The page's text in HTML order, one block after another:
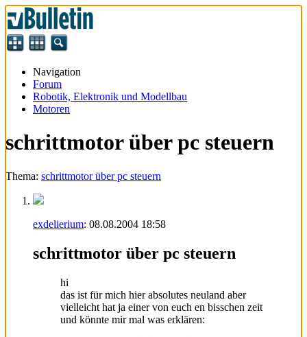
Navigation
Forum
Robotik, Elektronik und Modellbau
Motoren
schrittmotor über pc steuern
Thema: schrittmotor über pc steuern
exdelierium: 08.08.2004 18:58
schrittmotor über pc steuern
hi
das ist für mich hier absolutes neuland aber
vielleicht hat ja einer von euch en bisschen zeit
und könnte mir mal was erklären: